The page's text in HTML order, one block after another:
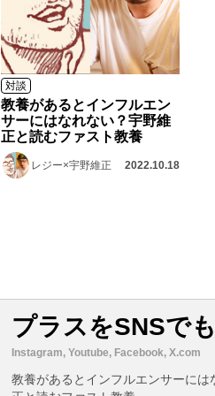
対談
教養があるとインフルエン
サーにはなれない？宇野維
正と読むファスト教養
レジー×宇野維正 2022.10.18
プラスをSNSでも
Instagram, Youtube, Facebook, X.com
教養があるとインフルエンサーには